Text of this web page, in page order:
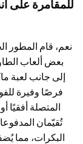
نعم، قام المطور
بعض ألعاب
إلى جانب لعبة
المتصلة أفقيًا
تُقيّمان
البكرات، مما